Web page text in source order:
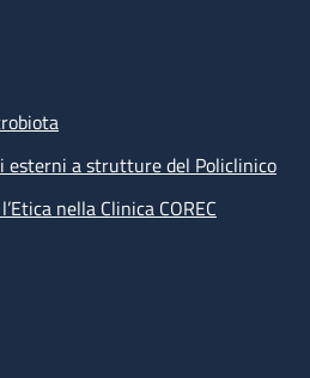
esterni a strutture del Policlinico
nella Clinica COREC